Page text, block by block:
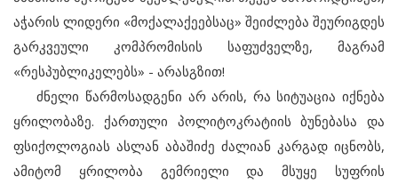
აჭარის ლიდერი «მოქალაქეებსაც» შეიძლება შეურიგდეს
გარკვეული კომპრომისის საფუძველზე, მაგრამ
«რესპუბლიკელებს» - არასგზით!
ძნელი წარმოსადგენი არ არის, რა სიტუაცია იქნება
ყრილობაზე. ქართული პოლიტოკრატიის ბუნებასა და
ფსიქოლოგიას ასლან აბაშიძე ძალიან კარგად იცნობს,
ამიტომ ყრილობა გემრიელი და მსუყე სუფრის